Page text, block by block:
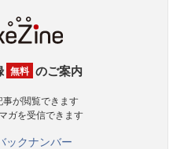
無料 のご案内
事が閲覧できます
ガを受信できます
ックナンバー